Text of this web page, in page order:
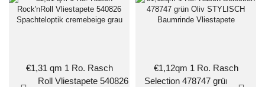
€1,31 qm 1 Ro. Rasch
Rock’nRoll Vliestapete 540826
€1,12qm 1 Ro. Rasch
Selection 478747 grün Oliv